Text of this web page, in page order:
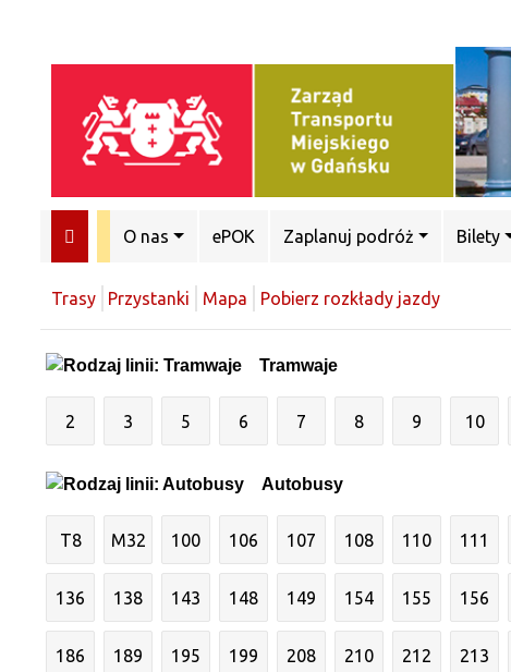
O nas ePOK Zaplanuj podróż Bilety
Trasy Przystanki Mapa Pobierz rozkłady jazdy
Tramwaje
2 3 5 6 7 8 9 10
Autobusy
T8 M32 100 106 107 108 110 111
136 138 143 148 149 154 155 156
186 189 195 199 208 210 212 213